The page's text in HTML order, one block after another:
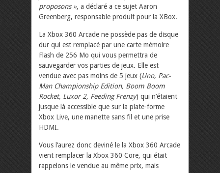
proposons », a déclaré a ce sujet Aaron
Greenberg, responsable produit pour la XBox.
La Xbox 360 Arcade ne possède pas de disque
dur qui est remplacé par une carte mémoire
Flash de 256 Mo qui vous permettra de
sauvegarder vos parties de jeux. Elle est
vendue avec pas moins de 5 jeux (Uno, Pac-
Man Championship Edition, Boom Boom
Rocket, Luxor 2, Feeding Frenzy) qui n’étaient
jusque là accessible que sur la plate-forme
Xbox Live, une manette sans fil et une prise
HDMI.
Vous l’aurez donc deviné le la Xbox 360 Arcade
vient remplacer la Xbox 360 Core, qui était
rappelons le vendue au même prix, mais